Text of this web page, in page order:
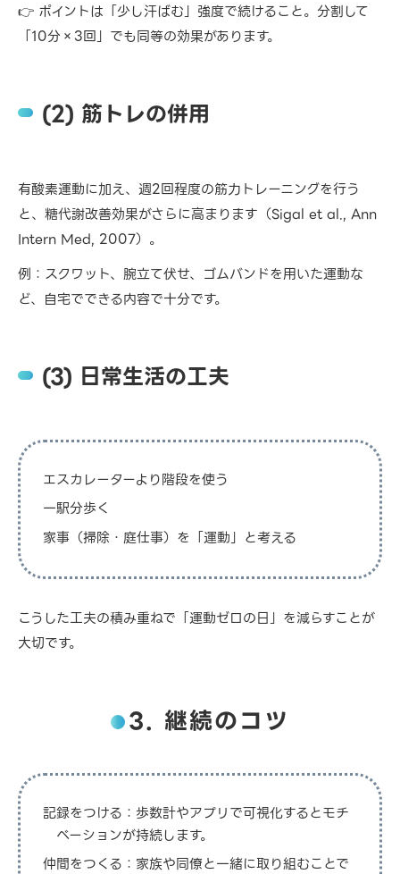
👉 ポイントは「少し汗ばむ」強度で続けること。分割して
「10分×3回」でも同等の効果があります。
(2) 筋トレの併用
有酸素運動に加え、週2回程度の筋力トレーニングを行う
と、糖代謝改善効果がさらに高まります（Sigal et al., Ann
Intern Med, 2007）。
例：スクワット、腕立て伏せ、ゴムバンドを用いた運動な
ど、自宅でできる内容で十分です。
(3) 日常生活の工夫
エスカレーターより階段を使う
一駅分歩く
家事（掃除・庭仕事）を「運動」と考える
こうした工夫の積み重ねで「運動ゼロの日」を減らすことが
大切です。
3. 継続のコツ
記録をつける：歩数計やアプリで可視化するとモチ
ベーションが持続します。
仲間をつくる：家族や同僚と一緒に取り組むことで